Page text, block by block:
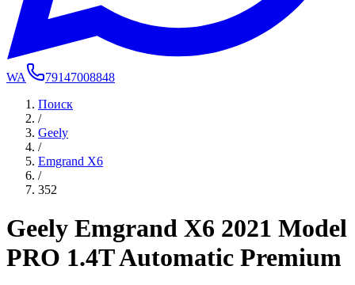
WA
79147008848
Поиск
/
Geely
/
Emgrand X6
/
352
Geely Emgrand X6 2021 Model
PRO 1.4T Automatic Premium